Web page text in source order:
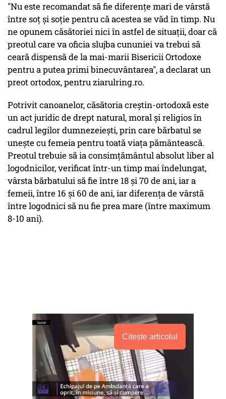
"Nu este recomandat să fie diferenţe mari de vârstă
între soţ şi soţie pentru că acestea se văd în timp. Nu
ne opunem căsătoriei nici în astfel de situaţii, doar că
preotul care va oficia slujba cununiei va trebui să
ceară dispensă de la mai-marii Bisericii Ortodoxe
pentru a putea primi binecuvântarea", a declarat un
preot ortodox, pentru ziarulring.ro.
Potrivit canoanelor, căsătoria creştin-ortodoxă este
un act juridic de drept natural, moral şi religios în
cadrul legilor dumnezeieşti, prin care bărbatul se
uneşte cu femeia pentru toată viaţa pământească.
Preotul trebuie să ia consimţământul absolut liber al
logodnicilor, verificat într-un timp mai îndelungat,
vârsta bărbatului să fie între 18 şi 70 de ani, iar a
femeii, între 16 şi 60 de ani, iar diferenţa de vârstă
între logodnici să nu fie prea mare (între maximum
8-10 ani).
Citește articolul